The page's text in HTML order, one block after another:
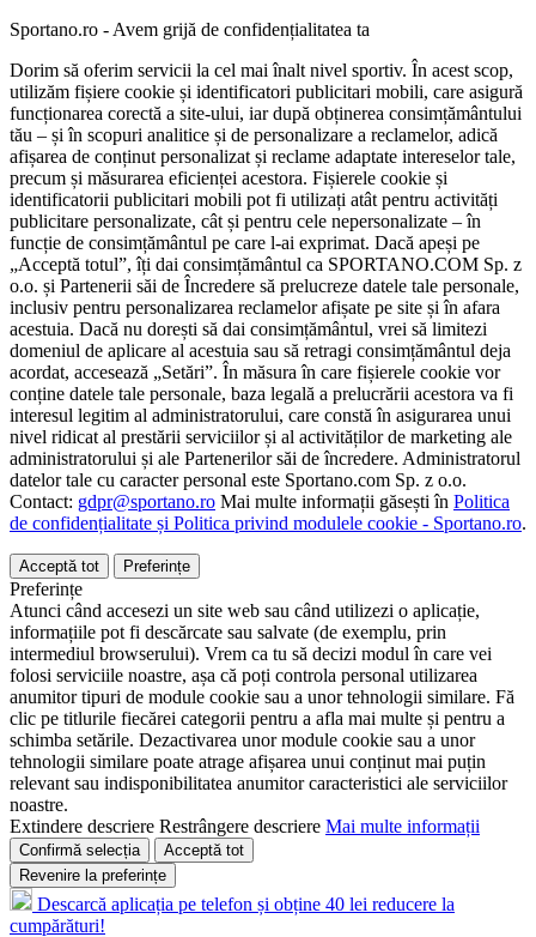
Sportano.ro - Avem grijă de confidențialitatea ta
Dorim să oferim servicii la cel mai înalt nivel sportiv. În acest scop,
utilizăm fișiere cookie și identificatori publicitari mobili, care asigură
funcționarea corectă a site-ului, iar după obținerea consimțământului
tău – și în scopuri analitice și de personalizare a reclamelor, adică
afișarea de conținut personalizat și reclame adaptate intereselor tale,
precum și măsurarea eficienței acestora. Fișierele cookie și
identificatorii publicitari mobili pot fi utilizați atât pentru activități
publicitare personalizate, cât și pentru cele nepersonalizate – în
funcție de consimțământul pe care l-ai exprimat. Dacă apeși pe
„Acceptă totul”, îți dai consimțământul ca SPORTANO.COM Sp. z
o.o. și Partenerii săi de Încredere să prelucreze datele tale personale,
inclusiv pentru personalizarea reclamelor afișate pe site și în afara
acestuia. Dacă nu dorești să dai consimțământul, vrei să limitezi
domeniul de aplicare al acestuia sau să retragi consimțământul deja
acordat, accesează „Setări”. În măsura în care fișierele cookie vor
conține datele tale personale, baza legală a prelucrării acestora va fi
interesul legitim al administratorului, care constă în asigurarea unui
nivel ridicat al prestării serviciilor și al activităților de marketing ale
administratorului și ale Partenerilor săi de încredere. Administratorul
datelor tale cu caracter personal este Sportano.com Sp. z o.o.
Contact: gdpr@sportano.ro Mai multe informații găsești în Politica
de confidențialitate și Politica privind modulele cookie - Sportano.ro.
Acceptă tot Preferințe
Preferințe
Atunci când accesezi un site web sau când utilizezi o aplicație,
informațiile pot fi descărcate sau salvate (de exemplu, prin
intermediul browserului). Vrem ca tu să decizi modul în care vei
folosi serviciile noastre, așa că poți controla personal utilizarea
anumitor tipuri de module cookie sau a unor tehnologii similare. Fă
clic pe titlurile fiecărei categorii pentru a afla mai multe și pentru a
schimba setările. Dezactivarea unor module cookie sau a unor
tehnologii similare poate atrage afișarea unui conținut mai puțin
relevant sau indisponibilitatea anumitor caracteristici ale serviciilor
noastre.
Extindere descriere Restrângere descriere Mai multe informații
Confirmă selecția
Acceptă tot
Revenire la preferințe
Descarcă aplicația pe telefon și obține 40 lei reducere la
cumpărături!